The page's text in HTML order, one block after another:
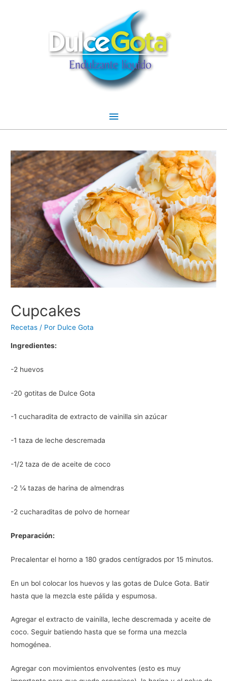
Menú
Cupcakes
Recetas / Por Dulce Gota
Ingredientes:
-2 huevos
-20 gotitas de Dulce Gota
-1 cucharadita de extracto de vainilla sin azúcar
-1 taza de leche descremada
-1/2 taza de de aceite de coco
-2 ¼ tazas de harina de almendras
-2 cucharaditas de polvo de hornear
Preparación:
Precalentar el horno a 180 grados centígrados por 15 minutos.
En un bol colocar los huevos y las gotas de Dulce Gota. Batir
hasta que la mezcla este pálida y espumosa.
Agregar el extracto de vainilla, leche descremada y aceite de
coco. Seguir batiendo hasta que se forma una mezcla
homogénea.
Agregar con movimientos envolventes (esto es muy